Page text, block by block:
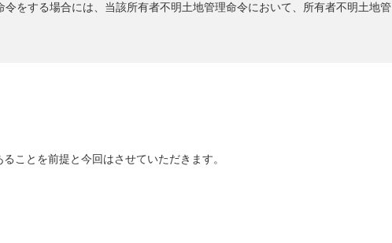
をする場合には、当該所有者不明土地管理命令において、所有者不明土地管
ことを前提と今回はさせていただきます。